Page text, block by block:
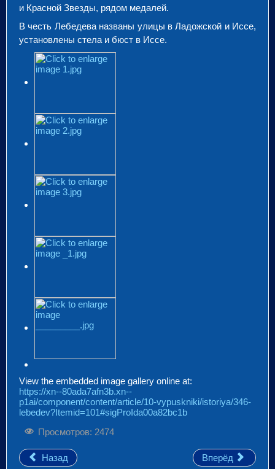
и Красной Звезды, рядом медалей.
В честь Лебедева названы улицы в Ладожской и Иссе,
установлены стела и бюст в Иссе.
View the embedded image gallery online at:
https://xn--80ada7afn3b.xn--
p1ai/component/content/article/10-vypuskniki/istoriya/346-
lebedev?Itemid=101#sigProIda00a82bc1b
Просмотров: 2474
Назад Вперёд